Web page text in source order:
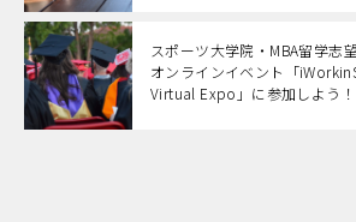
スポーツ大学院・MBA留学志
オンラインイベント「
Virtual Expo」に参加しよう！